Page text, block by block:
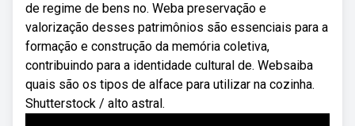
de regime de bens no. Weba preservação e
valorização desses patrimônios são essenciais para a
formação e construção da memória coletiva,
contribuindo para a identidade cultural de. Websaiba
quais são os tipos de alface para utilizar na cozinha.
Shutterstock / alto astral.